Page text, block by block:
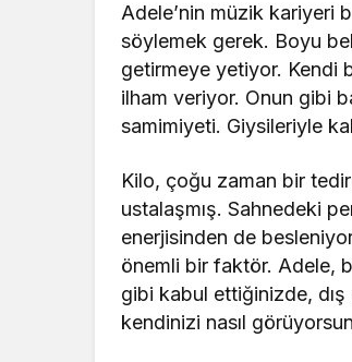
Adele’nin müzik kariyeri
söylemek gerek. Boyu
getirmeye yetiyor. Kendi
ilham veriyor. Onun gibi
samimiyeti. Giysileriyle
Kilo, çoğu zaman bir
ustalaşmış. Sahnedeki
enerjisinden de
önemli bir faktör. Adele,
gibi kabul ettiğinizde,
kendinizi nasıl